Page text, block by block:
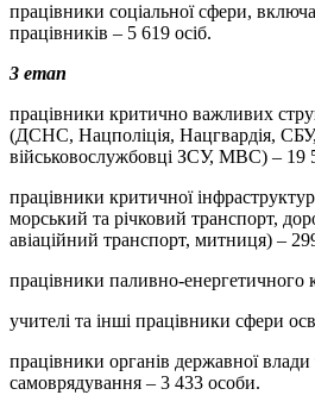
працівники соціальної сфери,
працівників – 5 619 осіб.
3 етап
працівники критично важливих
(ДСНС, Нацполіція, Нацгвардія,
військовослужбовці ЗСУ, МВС) – 19
працівники критичної
морський та річковий транспорт,
авіаційний транспорт, митниця) –
працівники паливно-енергетичного
учителі та інші працівники сфери
працівники органів державної влади
самоврядування – 3 433 особи.